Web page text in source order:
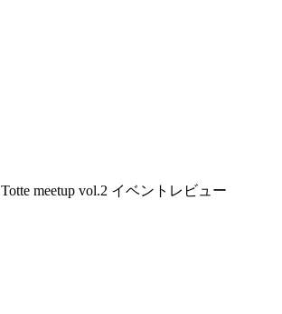
Totte meetup vol.2 イベントレビュー